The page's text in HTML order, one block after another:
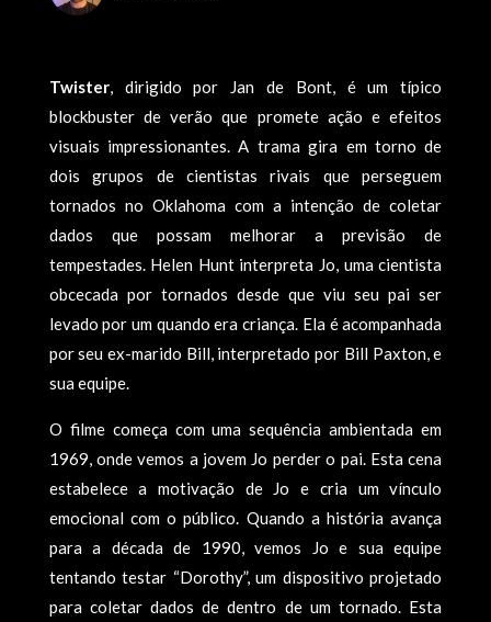
Twister, dirigido por Jan de Bont, é um típico
blockbuster de verão que promete ação e efeitos
visuais impressionantes. A trama gira em torno de
dois grupos de cientistas rivais que perseguem
tornados no Oklahoma com a intenção de coletar
dados que possam melhorar a previsão de
tempestades. Helen Hunt interpreta Jo, uma cientista
obcecada por tornados desde que viu seu pai ser
levado por um quando era criança. Ela é acompanhada
por seu ex-marido Bill, interpretado por Bill Paxton, e
sua equipe.
O filme começa com uma sequência ambientada em
1969, onde vemos a jovem Jo perder o pai. Esta cena
estabelece a motivação de Jo e cria um vínculo
emocional com o público. Quando a história avança
para a década de 1990, vemos Jo e sua equipe
tentando testar “Dorothy”, um dispositivo projetado
para coletar dados de dentro de um tornado. Esta